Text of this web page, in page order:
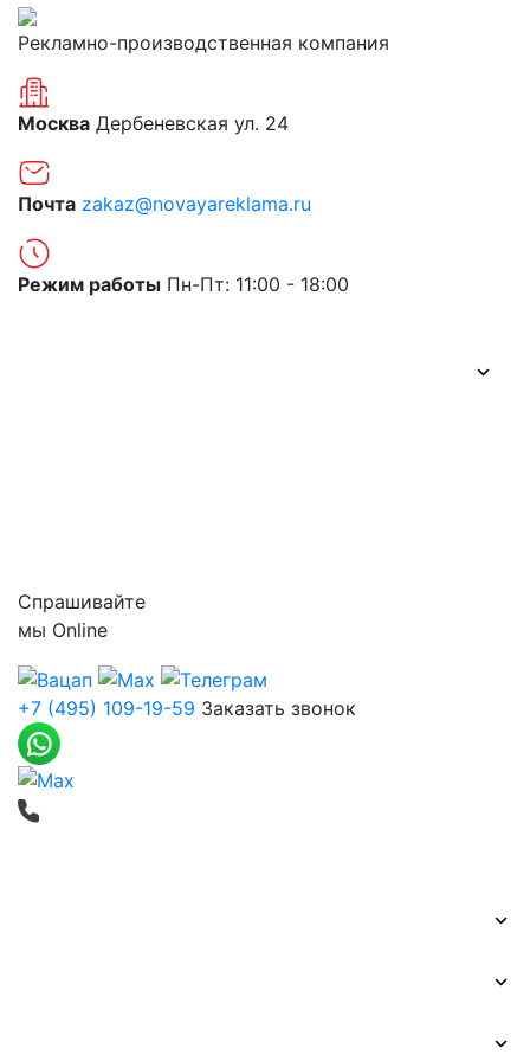
Рекламно-производственная компания
Москва Дербеневская ул. 24
Почта zakaz@novayareklama.ru
Режим работы Пн-Пт: 11:00 - 18:00
Спрашивайте
мы Online
+7 (495) 109-19-59 Заказать звонок